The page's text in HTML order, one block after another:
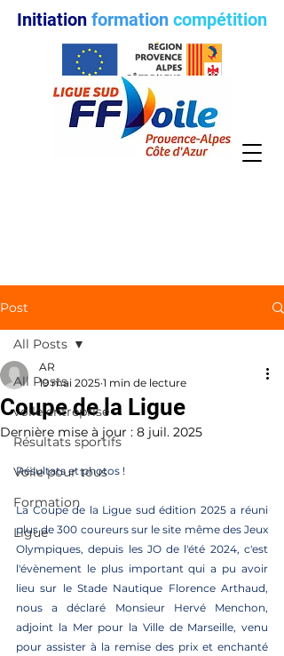
Initiation formation compétition
Post
All Posts
voile entreprise
Résultats sportifs
Voile pour tous
Formation
Ligue
All Posts
Coupe de la Ligue
AR
19 mai 2025 1 min de lecture
Dernière mise à jour : 8 juil. 2025
Résultats et photos !
La Coupe de la Ligue sud édition 2025 a réuni
plus de 300 coureurs sur le site même des Jeux
Olympiques, depuis les JO de l'été 2024, c'est
l'évènement le plus important qui a pu avoir
lieu sur le Stade Nautique Florence Arthaud,
nous a déclaré Monsieur Hervé Menchon,
adjoint la Mer pour la Ville de Marseille, venu
pour assister à la remise des prix et enchanté